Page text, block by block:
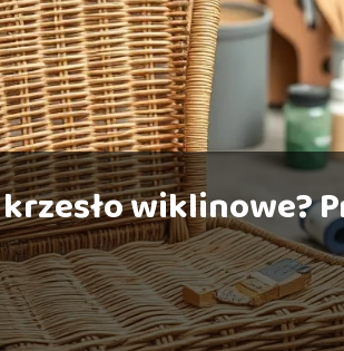
wiklinowe?